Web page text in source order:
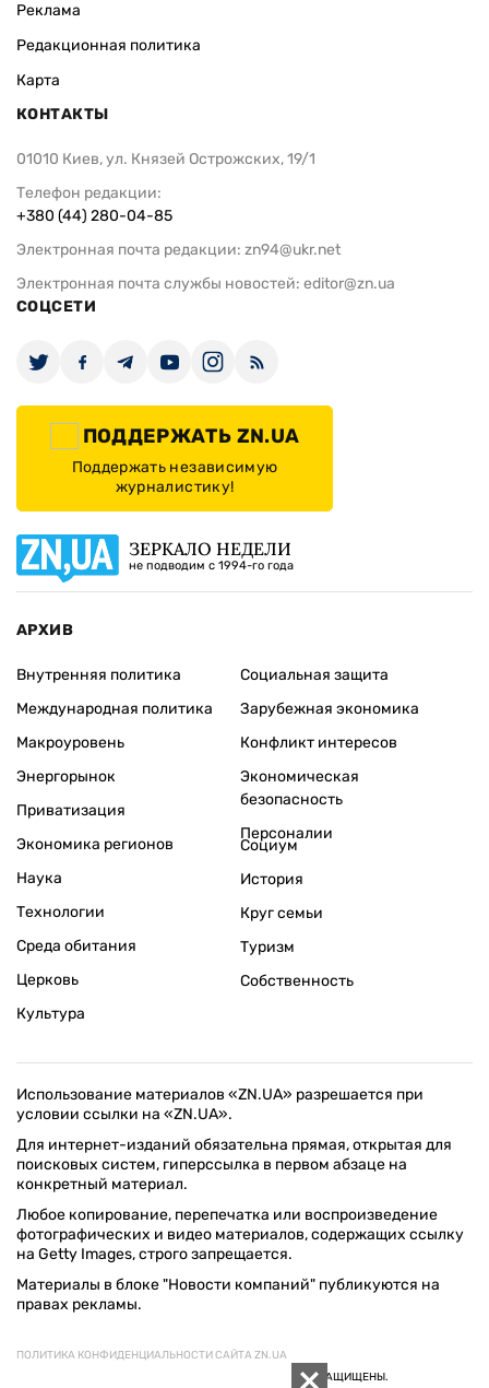
Реклама
Редакционная политика
Карта
КОНТАКТЫ
01010 Киев, ул. Князей Острожских, 19/1
Телефон редакции:
+380 (44) 280-04-85
Электронная почта редакции: zn94@ukr.net
Электронная почта службы новостей: editor@zn.ua
СОЦСЕТИ
ПОДДЕРЖАТЬ ZN.UA
Поддержать независимую
журналистику!
ЗЕРКАЛО НЕДЕЛИ
не подводим с 1994-го года
АРХИВ
Внутренняя политика
Международная политика
Макроуровень
Энергорынок
Приватизация
Экономика регионов
Социальная защита
Зарубежная экономика
Конфликт интересов
Экономическая
безопасность
Персоналии
Наука
Технологии
Среда обитания
Церковь
Культура
Социум
История
Круг семьи
Туризм
Собственность
Использование материалов «ZN.UA» разрешается при
условии ссылки на «ZN.UA».
Для интернет-изданий обязательна прямая, открытая для
поисковых систем, гиперссылка в первом абзаце на
конкретный материал.
Любое копирование, перепечатка или воспроизведение
фотографических и видео материалов, содержащих ссылку
на Getty Images, строго запрещается.
Материалы в блоке "Новости компаний" публикуются на
правах рекламы.
ПОЛИТИКА КОНФИДЕНЦИАЛЬНОСТИ САЙТА ZN.UA
© 1994–2026 «ЗЕРКАЛО НЕДЕЛИ. УКРАИНА». ВСЕ ПРАВА ЗАЩИЩЕНЫ.